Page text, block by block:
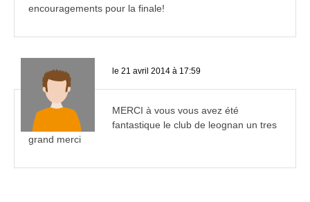
encouragements pour la finale!
le 21 avril 2014 à 17:59
MERCI à vous vous avez été
fantastique le club de leognan un tres
grand merci